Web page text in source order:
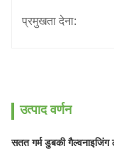
प्रमुखता देना:
उत्पाद वर्णन
सतत गर्म डुबकी गैल्वनाइजिंग